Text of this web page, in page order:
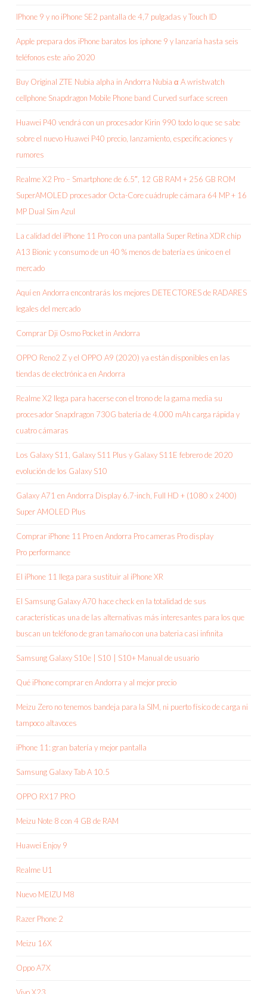
IPhone 9 y no iPhone SE2 pantalla de 4,7 pulgadas y Touch ID
Apple prepara dos iPhone baratos los iphone 9 y lanzaría hasta seis
teléfonos este año 2020
Buy Original ZTE Nubia alpha in Andorra Nubia α A wristwatch
cellphone Snapdragon Mobile Phone band Curved surface screen
Huawei P40 vendrá con un procesador Kirin 990 todo lo que se sabe
sobre el nuevo Huawei P40 precio, lanzamiento, especificaciones y
rumores
Realme X2 Pro – Smartphone de 6.5″, 12 GB RAM + 256 GB ROM
SuperAMOLED procesador Octa-Core cuádruple cámara 64 MP + 16
MP Dual Sim Azul
La calidad del iPhone 11 Pro con una pantalla Super Retina XDR chip
A13 Bionic y consumo de un 40 % menos de batería es único en el
mercado
Aquí en Andorra encontrarás los mejores DETECTORES de RADARES
legales del mercado
Comprar Dji Osmo Pocket in Andorra
OPPO Reno2 Z y el OPPO A9 (2020) ya están disponibles en las
tiendas de electrónica en Andorra
Realme X2 llega para hacerse con el trono de la gama media su
procesador Snapdragon 730G batería de 4.000 mAh carga rápida y
cuatro cámaras
Los Galaxy S11, Galaxy S11 Plus y Galaxy S11E febrero de 2020
evolución de los Galaxy S10
Galaxy A71 en Andorra Display 6.7-inch, Full HD + (1080 x 2400)
Super AMOLED Plus
Comprar iPhone 11 Pro en Andorra Pro cameras Pro display
Pro performance
El iPhone 11 llega para sustituir al iPhone XR
El Samsung Galaxy A70 hace check en la totalidad de sus
características una de las alternativas más interesantes para los que
buscan un teléfono de gran tamaño con una bateria casi infinita
Samsung Galaxy S10e | S10 | S10+ Manual de usuario
Qué iPhone comprar en Andorra y al mejor precio
Meizu Zero no tenemos bandeja para la SIM, ni puerto físico de carga ni
tampoco altavoces
iPhone 11: gran batería y mejor pantalla
Samsung Galaxy Tab A 10.5
OPPO RX17 PRO
Meizu Note 8 con 4 GB de RAM
Huawei Enjoy 9
Realme U1
Nuevo MEIZU M8
Razer Phone 2
Meizu 16X
Oppo A7X